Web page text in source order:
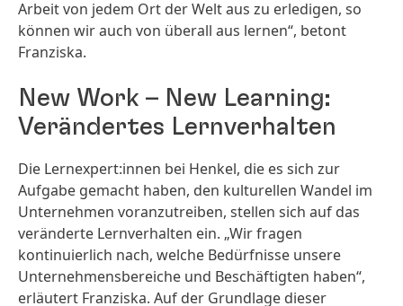
Arbeit von jedem Ort der Welt aus zu erledigen, so
können wir auch von überall aus lernen“, betont
Franziska.
New Work – New Learning:
Verändertes Lernverhalten
Die Lernexpert:innen bei Henkel, die es sich zur
Aufgabe gemacht haben, den kulturellen Wandel im
Unternehmen voranzutreiben, stellen sich auf das
veränderte Lernverhalten ein. „Wir fragen
kontinuierlich nach, welche Bedürfnisse unsere
Unternehmensbereiche und Beschäftigten haben“,
erläutert Franziska. Auf der Grundlage dieser